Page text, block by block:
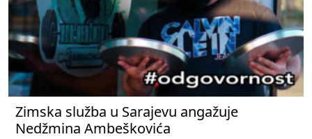
Zimska služba u Sarajevu angažuje
Nedžmina Ambeškovića